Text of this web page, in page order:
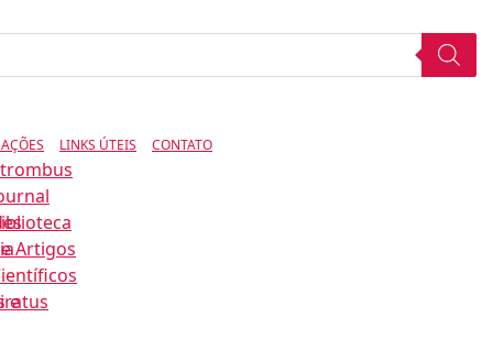
e
Artigos
LINKS ÚTEIS CONTATO